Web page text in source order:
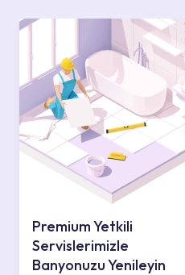
Premium Yetkili
Servislerimizle
Banyonuzu Yenileyin